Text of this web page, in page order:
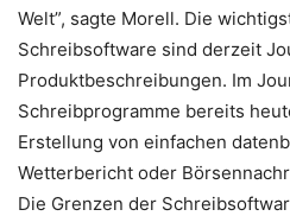
Welt”, sagte Morell. Die
Schreibsoftware sind derzeit
Produktbeschreibungen. Im
Schreibprogramme bereits
Erstellung von einfachen
Wetterbericht oder
Die Grenzen der